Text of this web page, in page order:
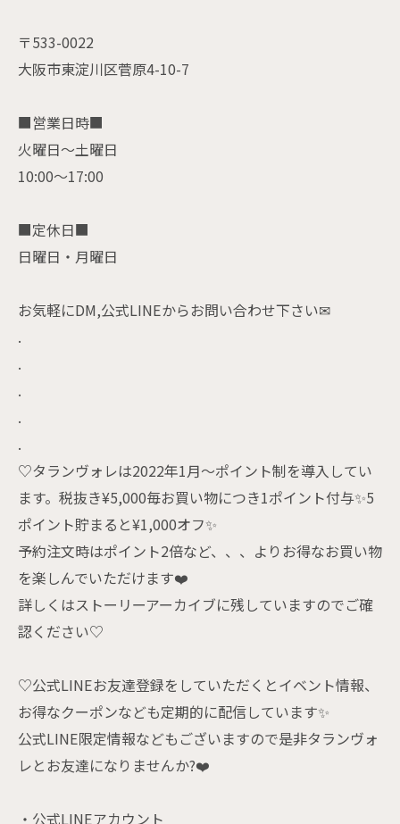
〒533-0022
大阪市東淀川区菅原4-10-7
■営業日時■
火曜日〜土曜日
10:00〜17:00
■定休日■
日曜日・月曜日
お気軽にDM,公式LINEからお問い合わせ下さい✉
.
.
.
.
.
♡タランヴォレは2022年1月〜ポイント制を導入してい
ます。税抜き¥5,000毎お買い物につき1ポイント付与✨5
ポイント貯まると¥1,000オフ✨
予約注文時はポイント2倍など、、、よりお得なお買い物
を楽しんでいただけます❤️
詳しくはストーリーアーカイブに残していますのでご確
認ください♡
♡公式LINEお友達登録をしていただくとイベント情報、
お得なクーポンなども定期的に配信しています✨
公式LINE限定情報などもございますので是非タランヴォ
レとお友達になりませんか?❤️
・公式LINEアカウント